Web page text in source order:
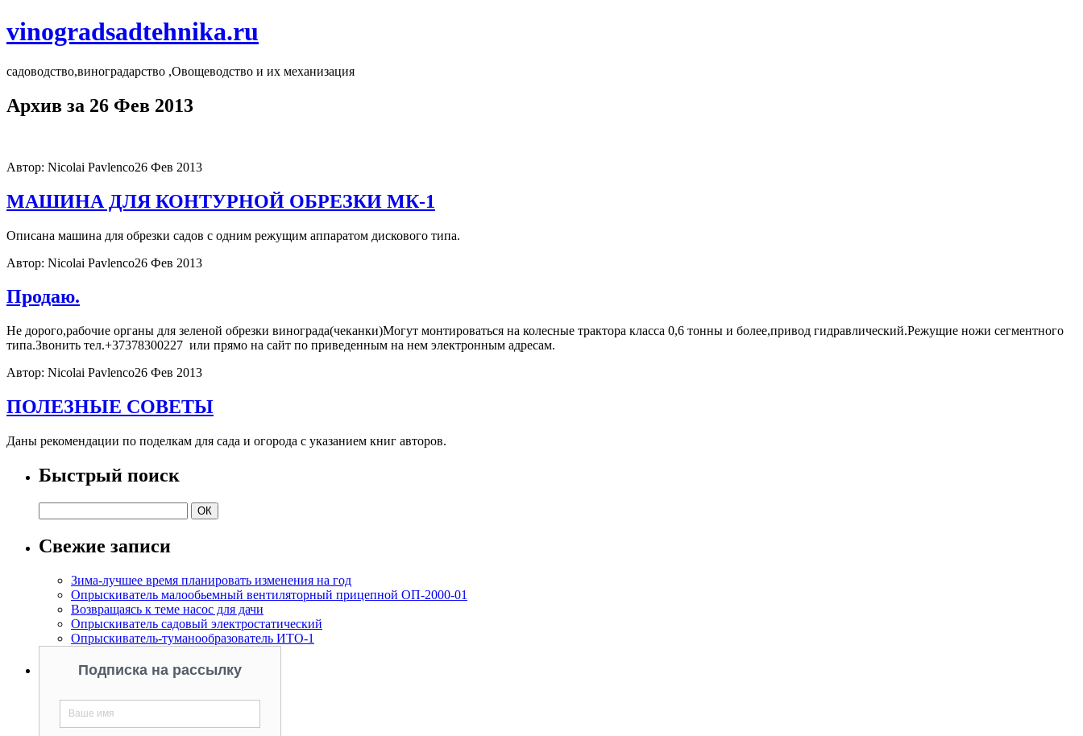
vinogradsadtehnika.ru
садоводство,виноградарство ,Овощеводство и их механизация
Архив за 26 Фев 2013
Автор: Nicolai Pavlenco26 Фев 2013
МАШИНА ДЛЯ КОНТУРНОЙ ОБРЕЗКИ МК-1
Описана машина для обрезки садов с одним режущим аппаратом дискового типа.
Автор: Nicolai Pavlenco26 Фев 2013
Продаю.
Не дорого,рабочие органы для зеленой обрезки винограда(чеканки)Могут монтироваться на колесные трактора класса 0,6 тонны и более,привод гидравлический.Режущие ножи сегментного
типа.Звонить тел.+37378300227 или прямо на сайт по приведенным на нем электронным адресам.
Автор: Nicolai Pavlenco26 Фев 2013
ПОЛЕЗНЫЕ СОВЕТЫ
Даны рекомендации по поделкам для сада и огорода с указанием книг авторов.
Быстрый поиск
Свежие записи
Зима-лучшее время планировать изменения на год
Опрыскиватель малообьемный вентиляторный прицепной ОП-2000-01
Возвращаясь к теме насос для дачи
Опрыскиватель садовый электростатический
Опрыскиватель-туманообразователь ИТО-1
Подписка на рассылку